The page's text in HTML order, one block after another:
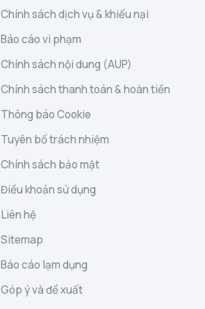
Chính sách dịch vụ & khiếu nại
Báo cáo vi phạm
Chính sách nội dung (AUP)
Chính sách thanh toán & hoàn tiền
Thông báo Cookie
Tuyên bố trách nhiệm
Chính sách bảo mật
Điều khoản sử dụng
Liên hệ
Sitemap
Báo cáo lạm dụng
Góp ý và đề xuất